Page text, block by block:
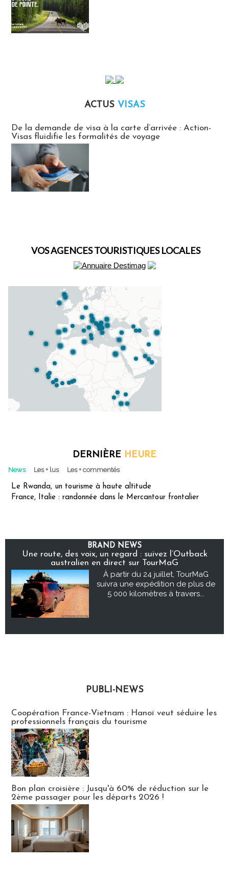
ACTUS VISAS
De la demande de visa à la carte d’arrivée : Action-
Visas fluidifie les formalités de voyage
VOS AGENCES TOURISTIQUES LOCALES
DERNIÈRE HEURE
News Les + lus Les + commentés
Le Rwanda, un tourisme à haute altitude
France, Italie : randonnée dans le Mercantour frontalier
BRAND NEWS
Une route, des voix, un regard : suivez l’Outback
australien en direct sur TourMaG
À partir du 24 juillet, TourMaG
suivra une expédition de plus de
5 000 kilomètres à travers...
PUBLI-NEWS
Coopération France-Vietnam : Hanoï veut séduire les
professionnels français du tourisme
Bon plan croisière : Jusqu'à 60% de réduction sur le
2ème passager pour les départs 2026 !